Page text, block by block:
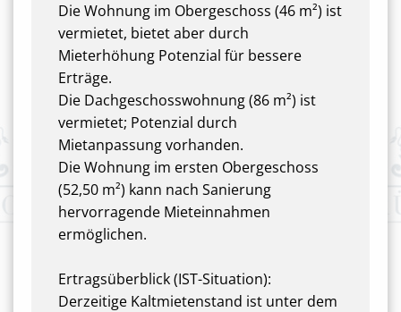
Die Wohnung im Obergeschoss (46 m²) ist
vermietet, bietet aber durch
Mieterhöhung Potenzial für bessere
Erträge.
Die Dachgeschosswohnung (86 m²) ist
vermietet; Potenzial durch
Mietanpassung vorhanden.
Die Wohnung im ersten Obergeschoss
(52,50 m²) kann nach Sanierung
hervorragende Mieteinnahmen
ermöglichen.
Ertragsüberblick (IST-Situation):
Derzeitige Kaltmietenstand ist unter dem